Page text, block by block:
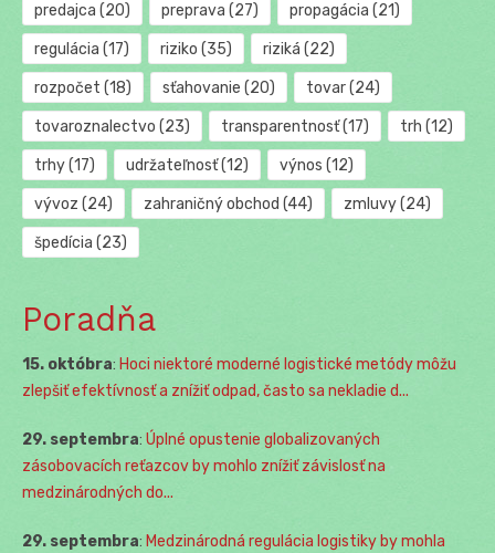
predajca (20) preprava (27) propagácia (21)
regulácia (17) riziko (35) riziká (22)
rozpočet (18) sťahovanie (20) tovar(24)
tovaroznalectvo (23) transparentnosť(17) trh (12)
trhy(17) udržateľnosť(12) výnos (12)
vývoz (24) zahraničný obchod (44) zmluvy(24)
špedícia (23)
Poradňa
15. októbra: Hoci niektoré moderné logistické metódy môžu
zlepšiť efektívnosť a znížiť odpad, často sa nekladie d...
29. septembra: Úplné opustenie globalizovaných
zásobovacích reťazcov by mohlo znížiť závislosť na
medzinárodných do...
29. septembra: Medzinárodná regulácia logistiky by mohla